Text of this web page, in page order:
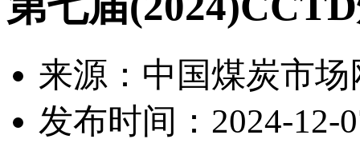
来源：中国煤炭市场
发布时间：2024-12-